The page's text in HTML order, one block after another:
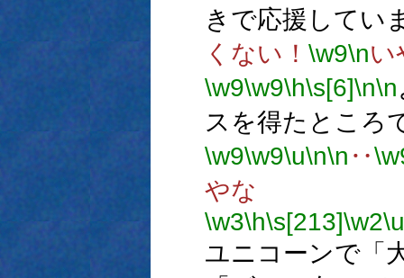
きで応援してい
くない！ \w9\nい
\w9\w9\h\s[6]\n\n
スを得たところ
\w9\w9\u\n\n ‥
やな
\w3\h\s[213]\w2\u
ユニコーンで「